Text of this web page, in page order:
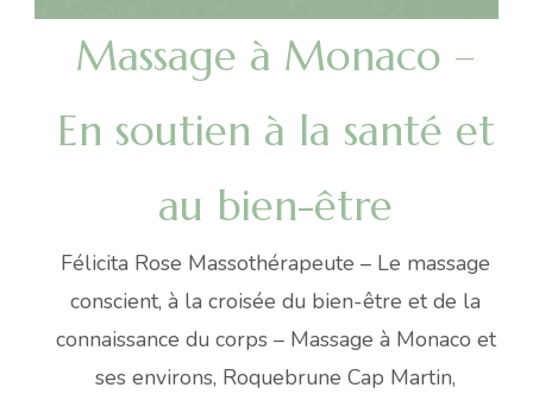
Massage à Monaco –
En soutien à la santé et
au bien-être
Félicita Rose Massothérapeute – Le massage
conscient, à la croisée du bien-être et de la
connaissance du corps – Massage à Monaco et
ses environs, Roquebrune Cap Martin,